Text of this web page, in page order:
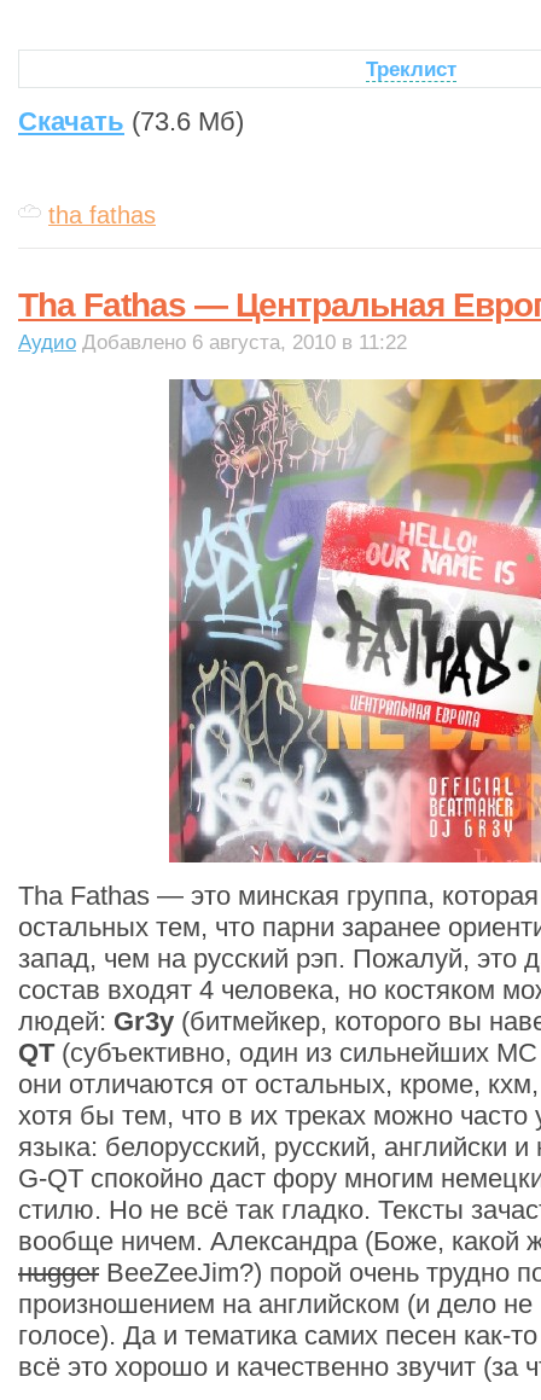
Треклист
Скачать (73.6 Мб)
tha fathas
Tha Fathas — Центральная
Аудио Добавлено 6 августа, 2010 в 11:22
Tha Fathas — это минская группа,
остальных тем, что парни заранее
запад, чем на русский рэп. Пожалуй, это
состав входят 4 человека, но костяком
людей: Gr3y (битмейкер, которого вы
QT(субъективно, один из сильнейших
они отличаются от остальных, кроме,
хотя бы тем, что в их треках можно
языка: белорусский, русский, английски
G-QT спокойно даст фору многим
стилю. Но не всё так гладко. Тексты
вообще ничем. Александра (Боже, какой
нugger BeeZeeJim?) порой очень трудно
произношением на английском (и дело не
голосе). Да и тематика самих песен как-
всё это хорошо и качественно звучит (за